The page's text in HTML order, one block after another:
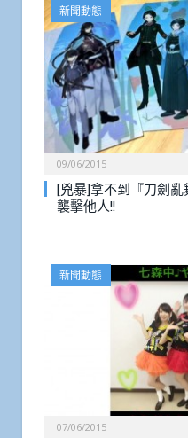
新聞動態
09/06/2015
[兇暴]拿不到『刀劍
襲擊他人!!
新聞動態
07/06/2015